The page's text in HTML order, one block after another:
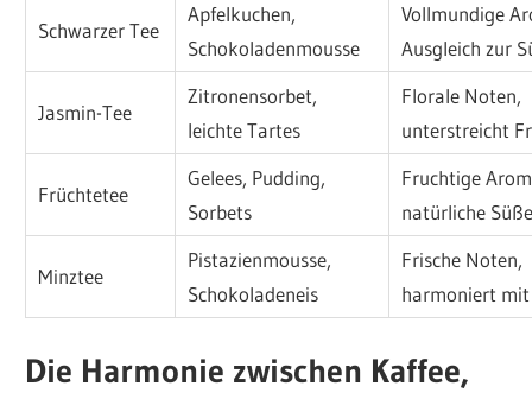
Schwarzer Tee
Apfelkuchen,
Schokoladenmousse
Vollmundige
Ausgleich zur
Jasmin-Tee
Zitronensorbet,
leichte Tartes
Florale Noten,
unterstreicht
Früchtetee
Gelees, Pudding,
Sorbets
Fruchtige
natürliche
Minztee
Pistazienmousse,
Schokoladeneis
Frische Noten,
harmoniert
Die Harmonie zwischen Kaffee,